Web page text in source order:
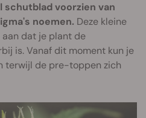
schutblad voorzien van
noemen. Deze kleine
dat je plant de
is. Vanaf dit moment kun je
terwijl de pre-toppen zich